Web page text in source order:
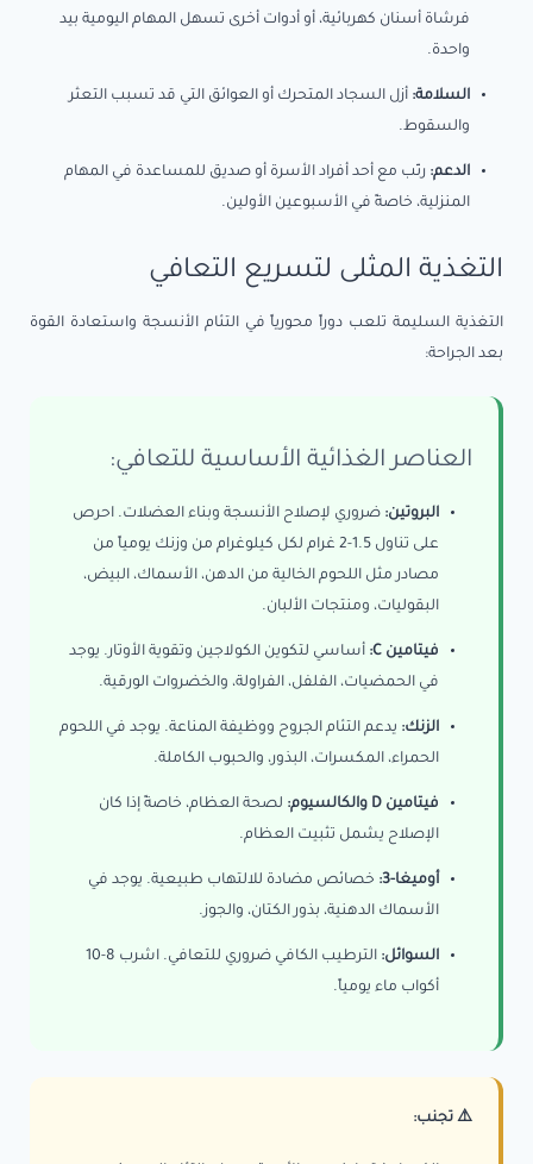
فرشاة أسنان كهربائية، أو أدوات أخرى تسهل المهام اليومية بيد
واحدة.
السلامة: أزل السجاد المتحرك أو العوائق التي قد تسبب التعثر
والسقوط.
الدعم: رتّب مع أحد أفراد الأسرة أو صديق للمساعدة في المهام
المنزلية، خاصةً في الأسبوعين الأولين.
التغذية المثلى لتسريع التعافي
التغذية السليمة تلعب دوراً محورياً في التئام الأنسجة واستعادة القوة
بعد الجراحة:
العناصر الغذائية الأساسية للتعافي:
البروتين: ضروري لإصلاح الأنسجة وبناء العضلات. احرص
على تناول 1.5-2 غرام لكل كيلوغرام من وزنك يومياً من
مصادر مثل اللحوم الخالية من الدهن، الأسماك، البيض،
البقوليات، ومنتجات الألبان.
فيتامين C:
أساسي لتكوين الكولاجين وتقوية الأوتار. يوجد
في الحمضيات، الفلفل، الفراولة، والخضروات الورقية.
الزنك: يدعم التئام الجروح ووظيفة المناعة. يوجد في اللحوم
الحمراء، المكسرات، البذور، والحبوب الكاملة.
فيتامين D والكالسيوم:
لصحة العظام، خاصةً إذا كان
الإصلاح يشمل تثبيت العظام.
أوميغا-3:
خصائص مضادة للالتهاب طبيعية. يوجد في
الأسماك الدهنية، بذور الكتان، والجوز.
السوائل:
الترطيب الكافي ضروري للتعافي. اشرب 8-10
أكواب ماء يومياً.
⚠️ تجنب: